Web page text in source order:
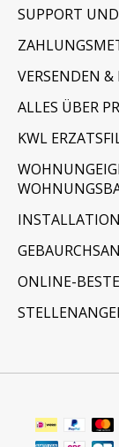
SUPPORT
VERSENDEN
ALLES ÜBER
KWL
ONLINE-